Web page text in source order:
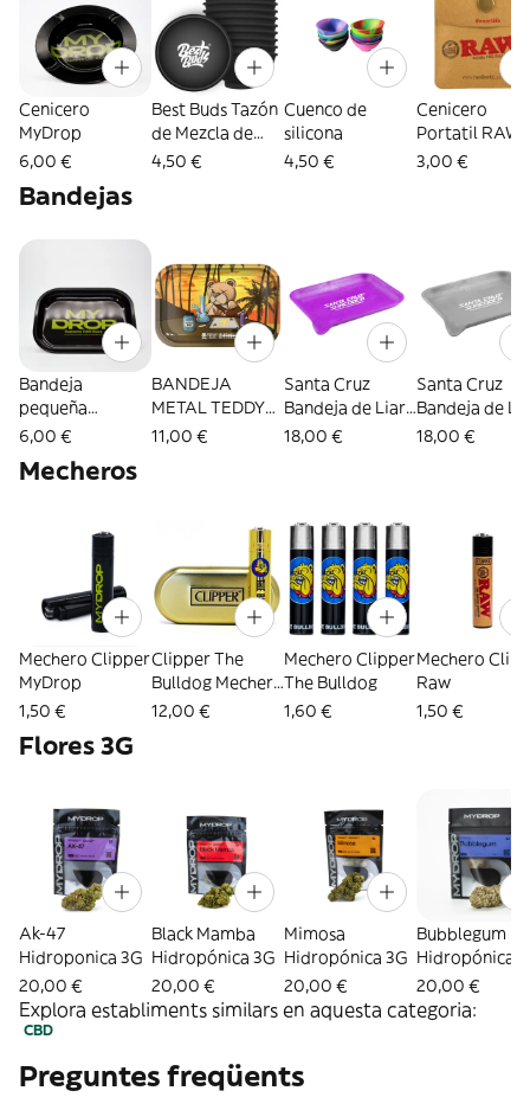
Cenicero
MyDrop
6,00 €
Best Buds Tazón
de Mezcla de
Silicona 7cm
4,50 €
Cuenco de
silicona
4,50 €
Cenicero
Portatil RAW
3,00 €
Bandejas
Bandeja
pequeña
MyDrop
6,00 €
BANDEJA
METAL TEDDY
MONTANA
11,00 €
Santa Cruz
Bandeja de Liar
Biodegradable
18,00 €
Santa Cruz
Bandeja de
18,00 €
Mecheros
Mechero Clipper
MyDrop
1,50 €
Clipper The
Bulldog Mechero
de Metal Oro +
12,00 €
Mechero Clipper
The Bulldog
1,60 €
Mechero
Raw
1,50 €
Flores 3G
Ak-47
Hidroponica 3G
20,00 €
Black Mamba
Hidropónica 3G
20,00 €
Mimosa
Hidropónica 3G
20,00 €
Bubblegum
Hidropónica
20,00 €
Explora establiments similars en aquesta categoria:
CBD
Preguntes freqüents